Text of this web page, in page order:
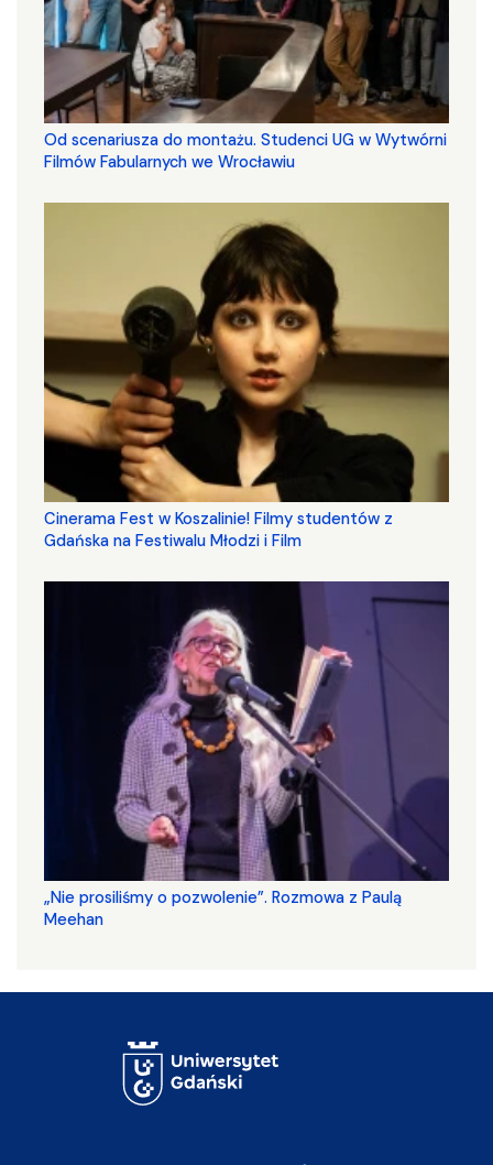
Od scenariusza do montażu. Studenci UG w Wytwórni
Filmów Fabularnych we Wrocławiu
Cinerama Fest w Koszalinie! Filmy studentów z
Gdańska na Festiwalu Młodzi i Film
„Nie prosiliśmy o pozwolenie”. Rozmowa z Paulą
Meehan